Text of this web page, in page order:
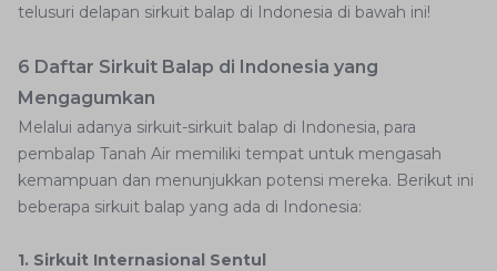
telusuri delapan sirkuit balap di Indonesia di bawah ini!
6 Daftar Sirkuit Balap di Indonesia yang
Mengagumkan
Melalui adanya sirkuit-sirkuit balap di Indonesia, para
pembalap Tanah Air memiliki tempat untuk mengasah
kemampuan dan menunjukkan potensi mereka. Berikut ini
beberapa sirkuit balap yang ada di Indonesia:
1. Sirkuit Internasional Sentul